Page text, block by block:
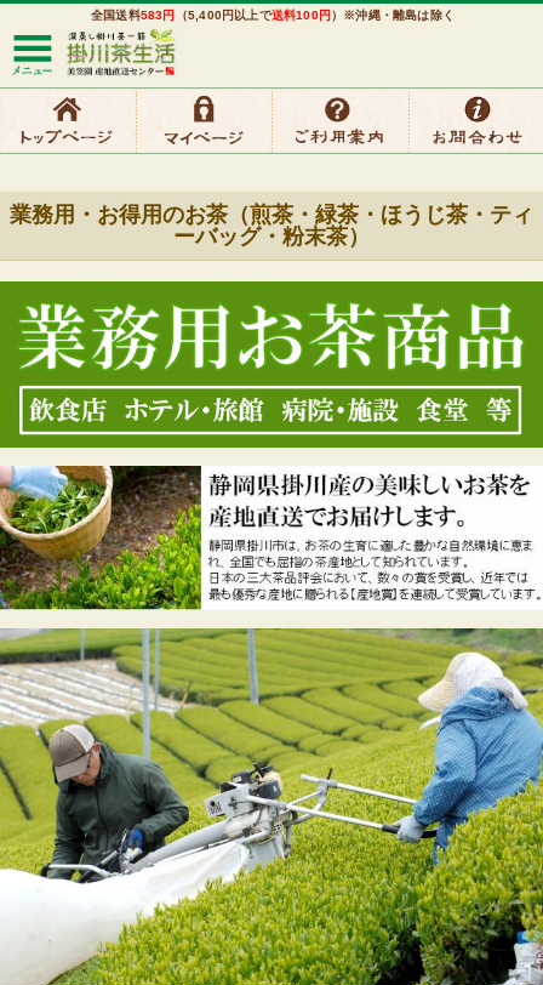
全国送料583円 （5,400円以上で送料100円）※沖縄・離島は除く
業務用・お得用のお茶（煎茶・緑茶・ほうじ茶・ティ
ーバッグ・粉末茶）